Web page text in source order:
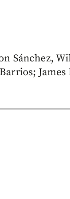
Sánchez,
James